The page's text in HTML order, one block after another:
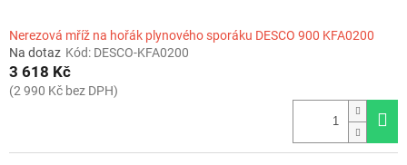
Nerezová mříž na hořák plynového sporáku DESCO 900 KFA0200
Na dotaz Kód: DESCO-KFA0200
3 618 Kč
(2 990 Kč bez DPH)